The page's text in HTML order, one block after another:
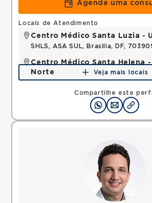
Agende uma
Compartilhe este perfil
Locais de Atendimento
Centro Médico Santa Luzia -
SHLS, ASA SUL, Brasilia, DF,
Centro Médico Santa Helena
Norte
SHLN, ASA NORTE, Brasilia, DF,
Veja mais locais